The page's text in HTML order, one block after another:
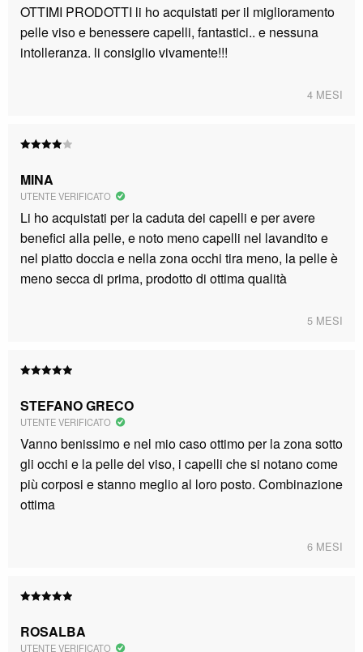
OTTIMI PRODOTTI li ho acquistati per il miglioramento
pelle viso e benessere capelli, fantastici.. e nessuna
intolleranza. li consiglio vivamente!!!
4 MESI
su 5
MINA
UTENTE VERIFICATO
Li ho acquistati per la caduta dei capelli e per avere
benefici alla pelle, e noto meno capelli nel lavandito e
nel piatto doccia e nella zona occhi tira meno, la pelle è
meno secca di prima, prodotto di ottima qualità
5 MESI
su 5
STEFANO GRECO
UTENTE VERIFICATO
Vanno benissimo e nel mio caso ottimo per la zona sotto
gli occhi e la pelle del viso, i capelli che si notano come
più corposi e stanno meglio al loro posto. Combinazione
ottima
6 MESI
su 5
ROSALBA
UTENTE VERIFICATO